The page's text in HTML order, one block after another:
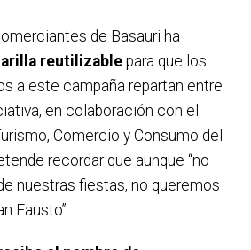
intercuadrillas de lanzamiento
a cargo de Partyman
San Isidro .
de pelota rápida en los
Triki Bidebieta.
PÉRGOLA en la plaza Mojaparte.
de Basauri ha
reutilizablepara que los
a este campaña repartan entre
en colaboración con el
Comercio y Consumo del
recordar que aunque “no
nuestras fiestas, no queremos
Fausto”.